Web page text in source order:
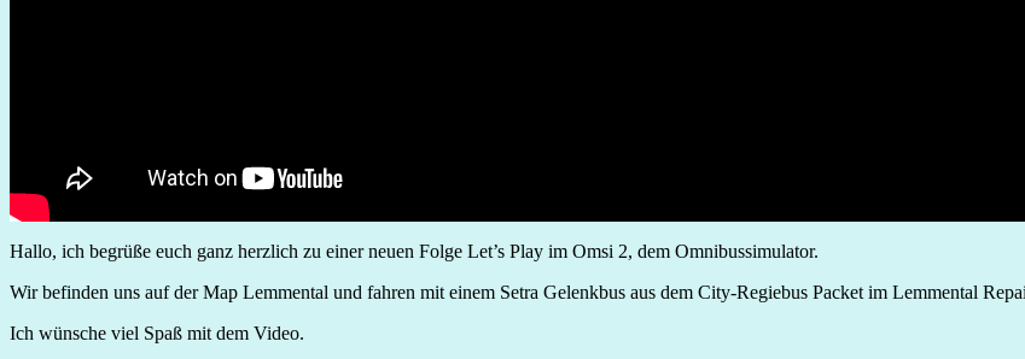
Hallo, ich begrüße euch ganz herzlich zu einer neuen Folge Let’s Play im Omsi 2, dem Omnibussimulator.
Wir befinden uns auf der Map Lemmental und fahren mit einem Setra Gelenkbus aus dem City-Regiebus Packet im Lemmental
Ich wünsche viel Spaß mit dem Video.